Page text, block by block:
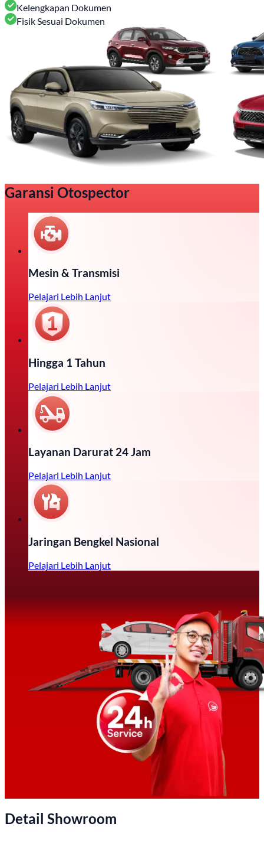
Kelengkapan Dokumen
Fisik Sesuai Dokumen
Garansi Otospector
Mesin & Transmisi
Pelajari Lebih Lanjut
Hingga 1 Tahun
Pelajari Lebih Lanjut
Layanan Darurat 24 Jam
Pelajari Lebih Lanjut
Jaringan Bengkel Nasional
Pelajari Lebih Lanjut
Detail Showroom